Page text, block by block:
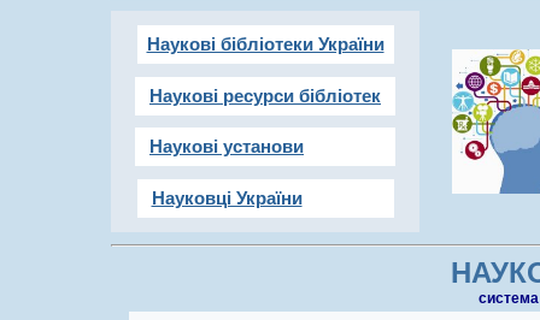
Наукові бібліотеки України
Наукові ресурси бібліотек
Наукові установи
Науковці України
cистема